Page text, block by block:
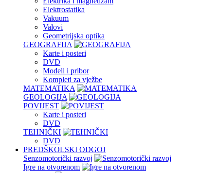
Elektrostatika
Vakuum
Valovi
Geometrijska optika
GEOGRAFIJA
Karte i posteri
DVD
Modeli i pribor
Kompleti za vježbe
MATEMATIKA
GEOLOGIJA
POVIJEST
Karte i posteri
DVD
TEHNIČKI
DVD
PREDŠKOLSKI ODGOJ
Senzomotorički razvoj
Igre na otvorenom